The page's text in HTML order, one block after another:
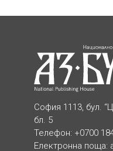
София 1113, бул.
бл. 5
Телефон: +0700
Електронна поща: